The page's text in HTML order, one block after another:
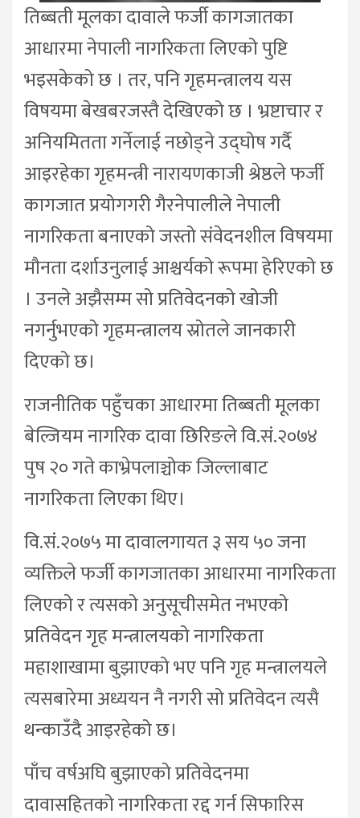
तिब्बती मूलका दावाले फर्जी कागजातका
आधारमा नेपाली नागरिकता लिएको पुष्टि
भइसकेको छ । तर, पनि गृहमन्त्रालय यस
विषयमा बेखबरजस्तै देखिएको छ । भ्रष्टाचार र
अनियमितता गर्नेलाई नछोड्ने उद्घोष गर्दै
आइरहेका गृहमन्त्री नारायणकाजी श्रेष्ठले फर्जी
कागजात प्रयोगगरी गैरनेपालीले नेपाली
नागरिकता बनाएको जस्तो संवेदनशील विषयमा
मौनता दर्शाउनुलाई आश्चर्यको रूपमा हेरिएको छ
। उनले अझैसम्म सो प्रतिवेदनको खोजी
नगर्नुभएको गृहमन्त्रालय स्रोतले जानकारी
दिएको छ।
राजनीतिक पहुँचका आधारमा तिब्बती मूलका
बेल्जियम नागरिक दावा छिरिङले वि.सं.२०७४
पुष २० गते काभ्रेपलाञ्चोक जिल्लाबाट
नागरिकता लिएका थिए।
वि.सं.२०७५ मा दावालगायत ३ सय ५० जना
व्यक्तिले फर्जी कागजातका आधारमा नागरिकता
लिएको र त्यसको अनुसूचीसमेत नभएको
प्रतिवेदन गृह मन्त्रालयको नागरिकता
महाशाखामा बुझाएको भए पनि गृह मन्त्रालयले
त्यसबारेमा अध्ययन नै नगरी सो प्रतिवेदन त्यसै
थन्काउँदै आइरहेको छ।
पाँच वर्षअघि बुझाएको प्रतिवेदनमा
दावासहितको नागरिकता रद्द गर्न सिफारिस